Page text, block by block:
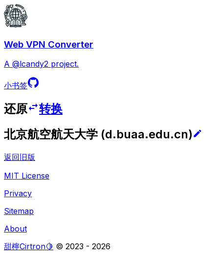
Web VPN Converter
A @lcandy2 project.
小书签
还原
转换
北京航空航天大学 (d.buaa.edu.cn)
返回旧版
MIT License
Privacy
Sitemap
About
甜檸Cirtron🍋 © 2023 - 2026